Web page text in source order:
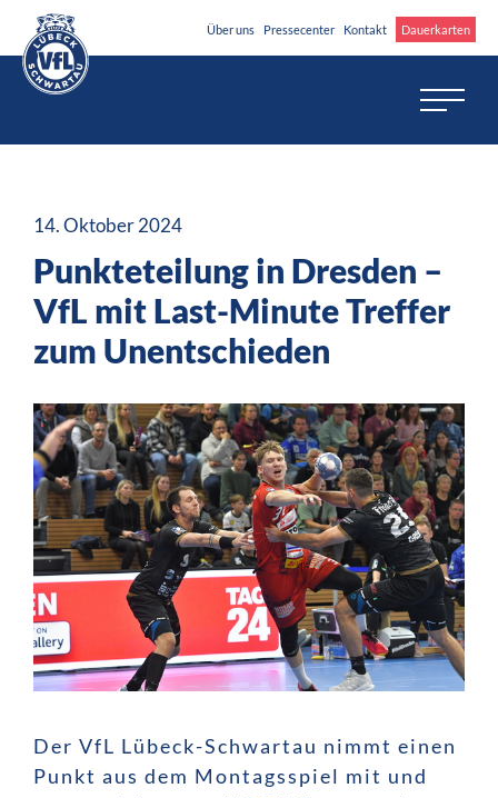
Über uns Pressecenter Kontakt Dauerkarten
14. Oktober 2024
Punkteteilung in Dresden –
VfL mit Last-Minute Treffer
zum Unentschieden
Der VfL Lübeck-Schwartau nimmt einen
Punkt aus dem Montagsspiel mit und